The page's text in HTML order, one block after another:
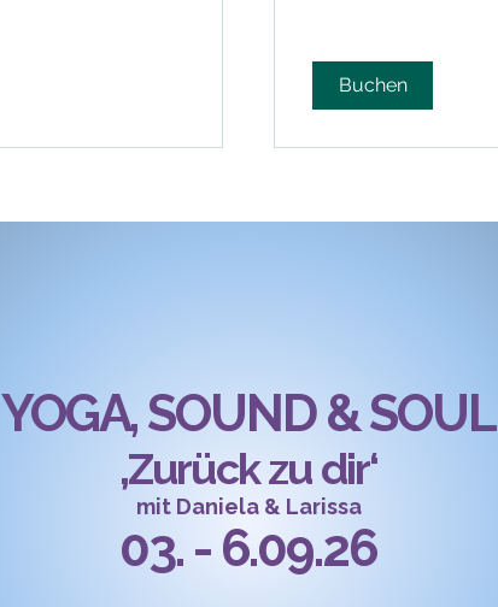
Buchen
YOGA, SOUND & SOUL
‚Zurück zu dir‘
mit Daniela & Larissa
03. - 6.09.26